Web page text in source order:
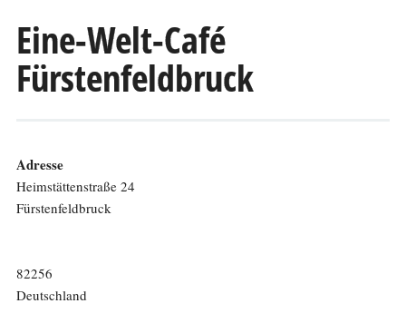
Text
Eine-Welt-Café
Fürstenfeldbruck
Adresse
Heimstättenstraße 24
Fürstenfeldbruck
82256
Deutschland